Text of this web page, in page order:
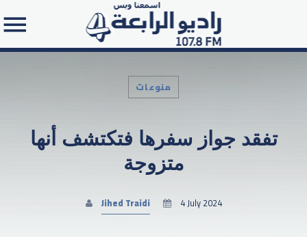
Search in the website:
منوعات
تفقد جواز سفرها فتكتشف أنها
متزوجة
Jihed Traidi 4 July 2024